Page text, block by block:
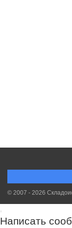
© 2007 - 2026
Написать